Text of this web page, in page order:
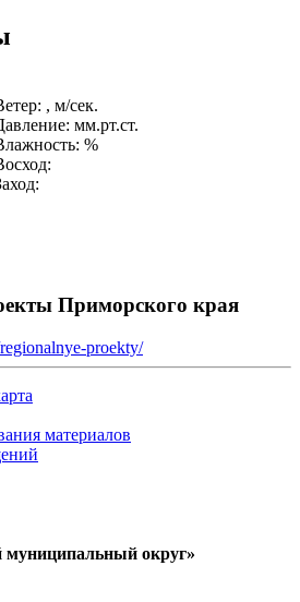
, м/сек.
мм.рт.ст.
%
Приморского края
proekty/
материалов
муниципальный округ»